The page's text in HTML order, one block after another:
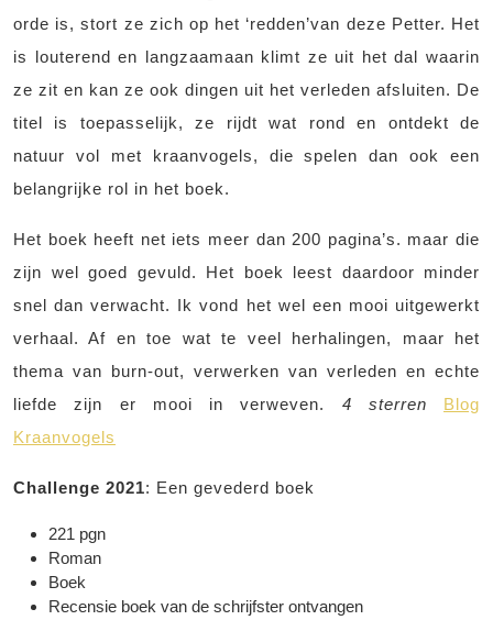
orde is, stort ze zich op het ‘redden’van deze Petter. Het
is louterend en langzaamaan klimt ze uit het dal waarin
ze zit en kan ze ook dingen uit het verleden afsluiten. De
titel is toepasselijk, ze rijdt wat rond en ontdekt de
natuur vol met kraanvogels, die spelen dan ook een
belangrijke rol in het boek.
Het boek heeft net iets meer dan 200 pagina’s. maar die
zijn wel goed gevuld. Het boek leest daardoor minder
snel dan verwacht. Ik vond het wel een mooi uitgewerkt
verhaal. Af en toe wat te veel herhalingen, maar het
thema van burn-out, verwerken van verleden en echte
liefde zijn er mooi in verweven.
4 sterren Blog
Kraanvogels
Challenge 2021: Een gevederd boek
221 pgn
Roman
Boek
Recensie boek van de schrijfster ontvangen